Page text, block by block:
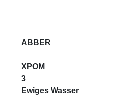
ABBER
ХРОМ
3
Ewiges Wasser